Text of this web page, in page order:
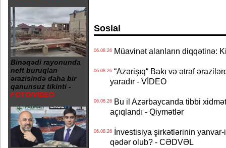
Binəqədi rayonunda
neft buruqları
ərazisində daha bir
qanunsuz tikinti -
FOTO/VİDEO
Sosial
06.08.26Müavinət alanların diqqətinə:
06.08.26“Azərişıq“ Bakı və ətraf
yaradır - VİDEO
06.08.26Bu il Azərbaycanda tibbi
açıqlandı - Qiymətlər
06.08.26İnvestisiya şirkətlərinin yanvar-
qədər olub? - CƏDVƏL